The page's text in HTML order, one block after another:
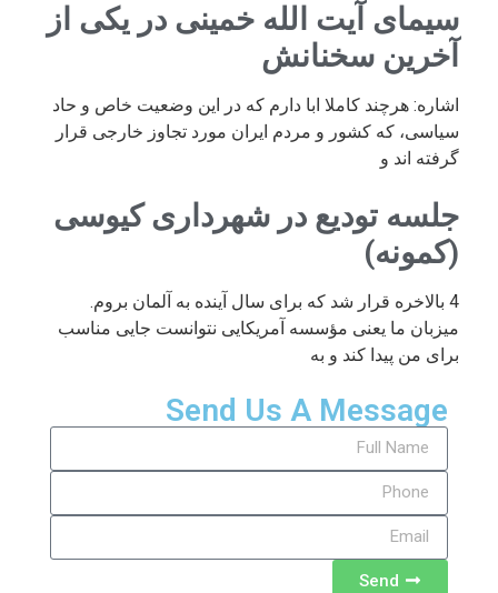
سیمای آیت الله خمینی در یکی از
آخرین سخنانش
اشاره: هرچند کاملا ابا دارم که در این وضعیت خاص و حاد
سیاسی، که کشور و مردم ایران مورد تجاوز خارجی قرار
گرفته اند و
جلسه تودیع در شهرداری کیوسی
(کمونه)
4 بالاخره قرار شد که برای سال آینده به آلمان بروم.
میزبان ما یعنی مؤسسه آمریکایی نتوانست جایی مناسب
برای من پیدا کند و به
Send Us A Message
Send